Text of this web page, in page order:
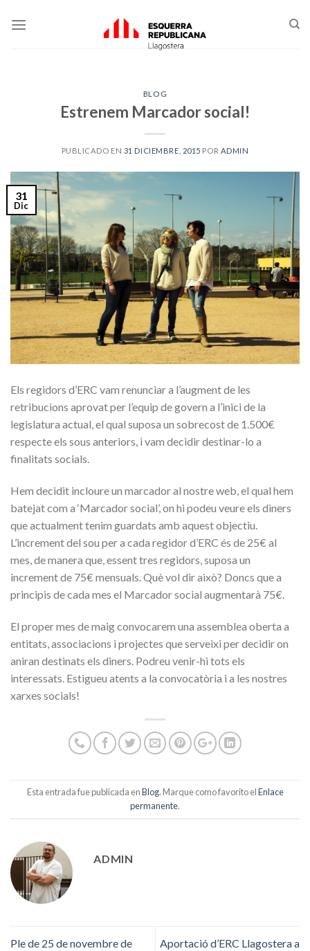
BLOG
Estrenem Marcador social!
PUBLICADO EN 31 DICIEMBRE, 2015 POR ADMIN
31
Dic
Els regidors d’ERC vam renunciar a l’augment de les
retribucions aprovat per l’equip de govern a l’inici de la
legislatura actual, el qual suposa un sobrecost de 1.500€
respecte els sous anteriors, i vam decidir destinar-lo a
finalitats socials.
Hem decidit incloure un marcador al nostre web, el qual hem
batejat com a ‘Marcador social’, on hi podeu veure els diners
que actualment tenim guardats amb aquest objectiu.
L’increment del sou per a cada regidor d’ERC és de 25€ al
mes, de manera que, essent tres regidors, suposa un
increment de 75€ mensuals. Què vol dir això? Doncs que a
principis de cada mes el Marcador social augmentarà 75€.
El proper mes de maig convocarem una assemblea oberta a
entitats, associacions i projectes que serveixi per decidir on
aniran destinats els diners. Podreu venir-hi tots els
interessats. Estigueu atents a la convocatòria i a les nostres
xarxes socials!
Esta entrada fue publicada enBlog. Marque como favorito elEnlace
permanente.
ADMIN
Ple de 25 de novembre de
Aportació d’ERC Llagostera a